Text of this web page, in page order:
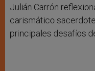
Julián Carrón
carismático
principales desafíos